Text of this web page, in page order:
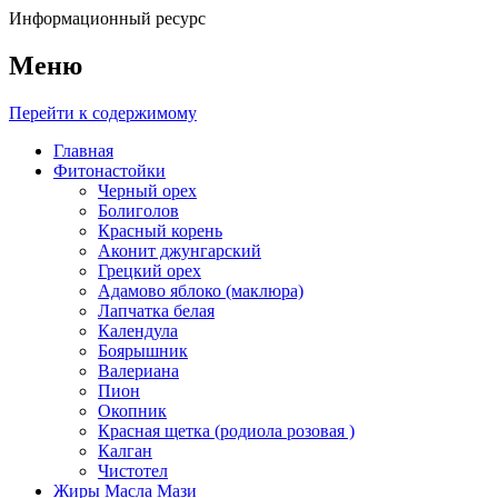
Информационный ресурс
Меню
Перейти к содержимому
Главная
Фитонастойки
Черный орех
Болиголов
Красный корень
Аконит джунгарский
Грецкий орех
Адамово яблоко (маклюра)
Лапчатка белая
Календула
Боярышник
Валериана
Пион
Окопник
Красная щетка (родиола розовая )
Калган
Чистотел
Жиры Масла Мази